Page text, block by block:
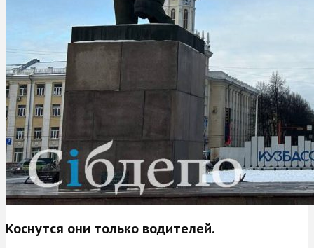
Коснутся они только водителей.